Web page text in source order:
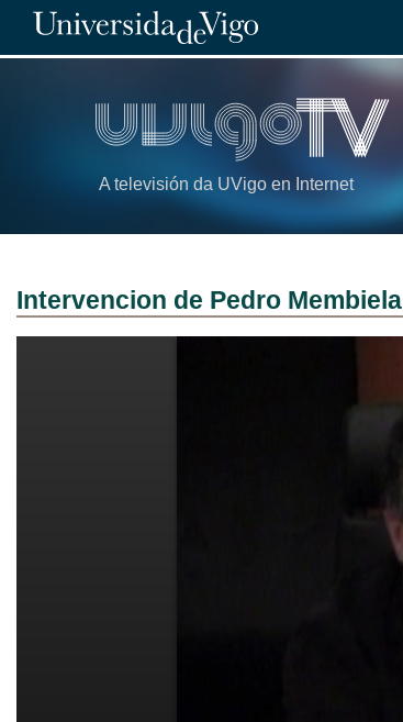
A televisión da UVigo en Internet
Intervencion de Pedro Membiela